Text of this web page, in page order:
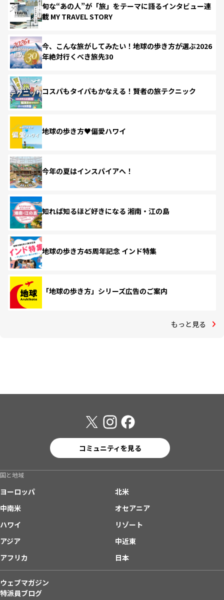
旬な“あの人”が「旅」をテーマに語るインタビュー連
載 MY TRAVEL STORY
今、こんな旅がしてみたい！地球の歩き方が選ぶ2026
年絶対行くべき旅先30
コスパもタイパもかなえる！賢者の旅テクニック
地球の歩き方♥偏愛ハワイ
今年の夏はインスパイアへ！
知れば知るほど好きになる 湘南・江の島
地球の歩き方45周年記念 インド特集
「地球の歩き方」シリーズ広告のご案内
もっと見る
コミュニティを見る
国と地域
ヨーロッパ
北米
中南米
オセアニア
ハワイ
リゾート
アジア
中近東
アフリカ
日本
ウェブマガジン
特派員ブログ